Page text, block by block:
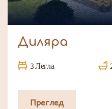
Диляра
3 Легла
Преглед